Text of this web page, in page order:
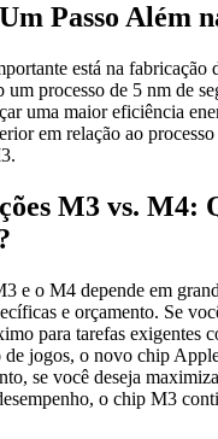
Passo Além
está na fabricação
processo de 5 nm de
uma maior eficiência
em relação ao
M3 vs. M4:
e o M4 depende em
e orçamento. Se
para tarefas exigentes
de jogos, o novo chip
se você deseja
o chip M3